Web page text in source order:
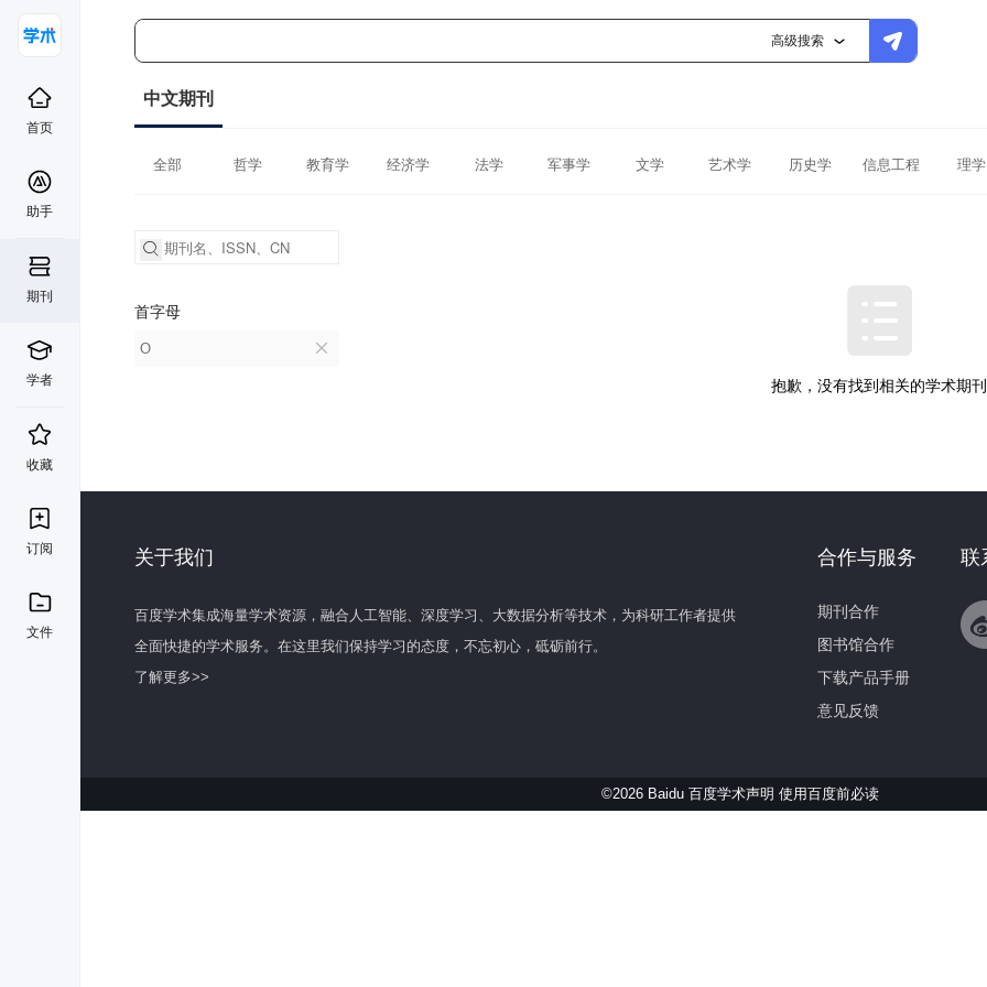
高级搜索
首页
助手
期刊
学者
收藏
订阅
文件
中文期刊
全部 哲学 教育学 经济学 法学 军事学 文学 艺术学 历史学 信息工程 理学
首字母
O
抱歉，没有找到相关的学术期刊
关于我们
百度学术集成海量学术资源，融合人工智能、深度学习、大数据分析等技术，为科研工作者提供
全面快捷的学术服务。在这里我们保持学习的态度，不忘初心，砥砺前行。
了解更多>>
联
合作与服务
期刊合作
图书馆合作
下载产品手册
意见反馈
©2026 Baidu 百度学术声明 使用百度前必读